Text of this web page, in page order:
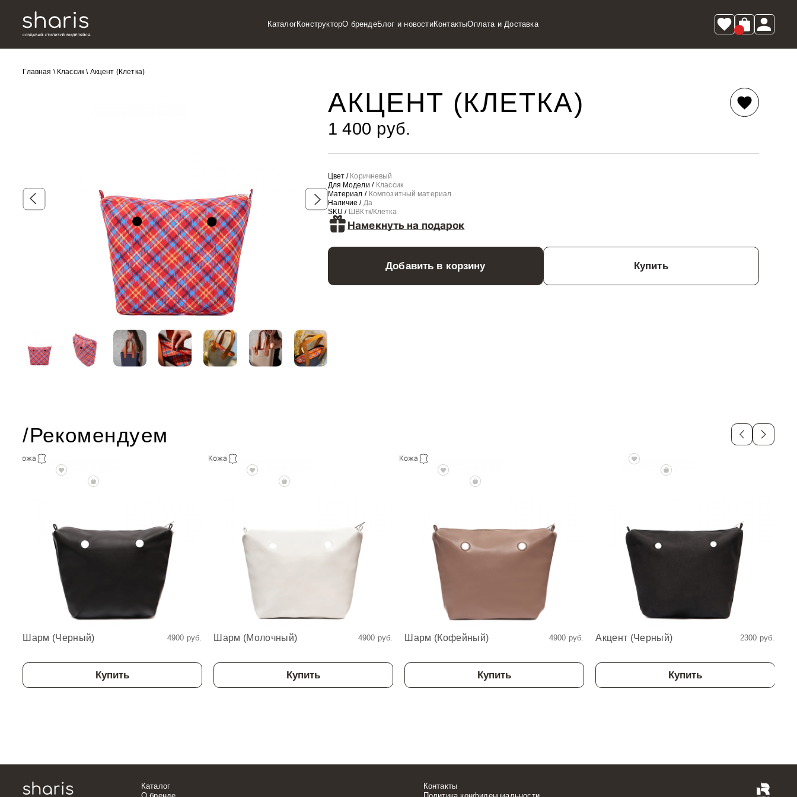
КаталогКонструкторО брендеБлог и новостиКонтактыОплата и Доставка
Главная \ Классик \ Акцент (Клетка)
АКЦЕНТ (КЛЕТКА)
1 400 руб.
Цвет / Коричневый
Для Модели / Классик
Материал / Композитный материал
Наличие / Да
SKU /
ШВКтк/Клетка
Намекнуть на подарок
Добавить в корзину Купить
/Рекомендуем
Кожа
Шарм (Черный) 4900 руб.
Купить
Кожа
Шарм (Молочный) 4900 руб.
Купить
Кожа
Шарм (Кофейный) 4900 руб.
Купить
Акцент (Черный) 2300 руб.
Купить
Каталог
Контакты